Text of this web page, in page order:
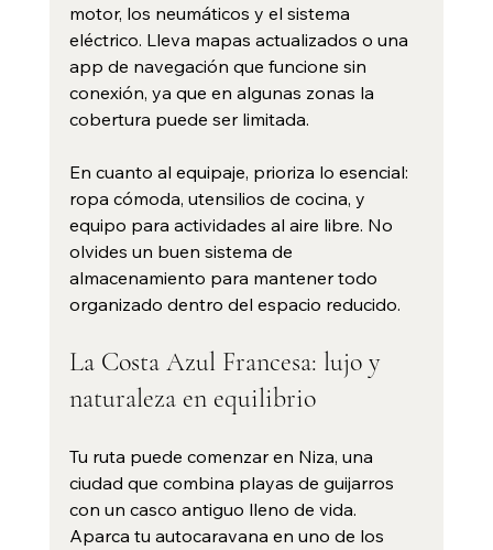
motor, los neumáticos y el sistema
eléctrico. Lleva mapas actualizados o una
app de navegación que funcione sin
conexión, ya que en algunas zonas la
cobertura puede ser limitada.
En cuanto al equipaje, prioriza lo esencial:
ropa cómoda, utensilios de cocina, y
equipo para actividades al aire libre. No
olvides un buen sistema de
almacenamiento para mantener todo
organizado dentro del espacio reducido.
La Costa Azul Francesa: lujo y
naturaleza en equilibrio
Tu ruta puede comenzar en Niza, una
ciudad que combina playas de guijarros
con un casco antiguo lleno de vida.
Aparca tu autocaravana en uno de los